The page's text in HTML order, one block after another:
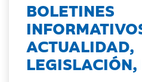
BOLETINES
ACTUALIDAD,